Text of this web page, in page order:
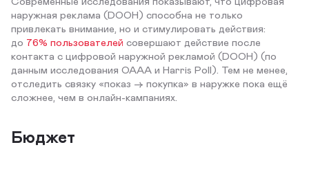
наружная реклама (DOOH) способна не только
привлекать внимание, но и стимулировать действия:
до 76% пользователей совершают действие после
контакта с цифровой наружной рекламой (DOOH) (по
данным исследования OAAA и Harris Poll). Тем не менее,
отследить связку «показ → покупка» в наружке пока ещё
сложнее, чем в онлайн-кампаниях.
Бюджет